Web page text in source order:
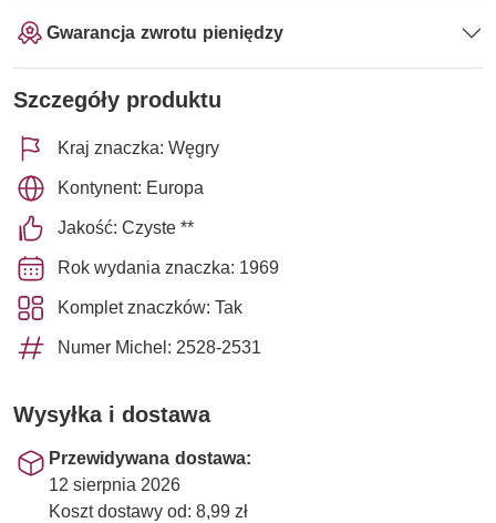
Gwarancja zwrotu pieniędzy
Szczegóły produktu
Kraj znaczka: Węgry
Kontynent: Europa
Jakość: Czyste **
Rok wydania znaczka: 1969
Komplet znaczków: Tak
Numer Michel: 2528-2531
Wysyłka i dostawa
Przewidywana dostawa:
12 sierpnia 2026
Koszt dostawy od: 8,99 zł